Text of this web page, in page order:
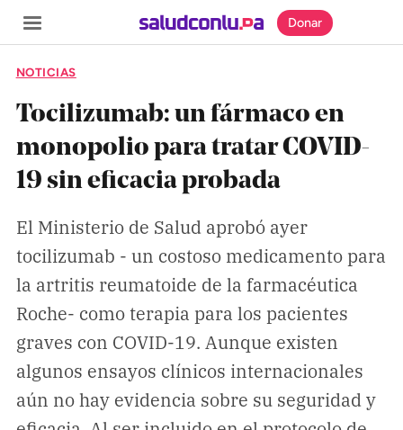
SECCIONES
Inicio
Noticias
Especiales
Nosotros
COBERTURAS
Comprueba
Climatopedia
Donar
NOTICIAS
Tocilizumab: un fármaco en
monopolio para tratar COVID-
19 sin eficacia probada
El Ministerio de Salud aprobó ayer
tocilizumab - un costoso medicamento para
la artritis reumatoide de la farmacéutica
Roche- como terapia para los pacientes
graves con COVID-19. Aunque existen
algunos ensayos clínicos internacionales
aún no hay evidencia sobre su seguridad y